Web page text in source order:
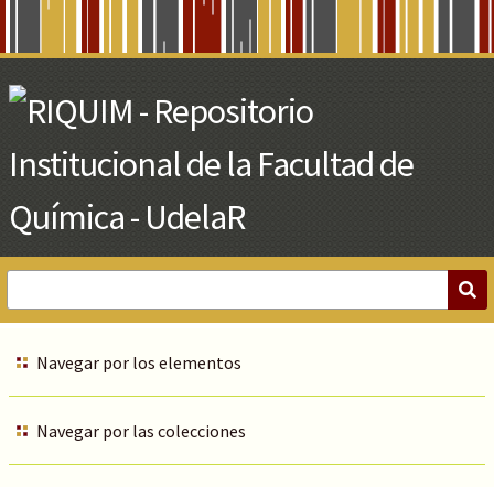
Main
Content
Navegar por los elementos
Navegar por las colecciones